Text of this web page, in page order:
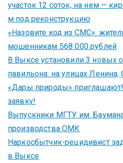
участок 12 соток, на нем —
м под реконструкцию
«Назовите код из СМС»:
мошенникам 568 000 рублей
В Выксе установили 3 новых
павильона: на улицах Ленина,
«Дары природы» приглашают!
заявку!
Выпускники МГТУ им.
производства ОМК
Наркосбытчик-рецидивист
в Выксе